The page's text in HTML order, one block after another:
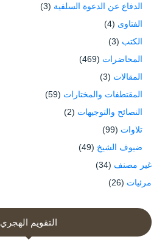
الدفاع عن الدعوة السلفية (3)
الفتاوى (4)
الكتب (3)
المحاضرات (469)
المقالات (3)
المقتطفات والمختارات (59)
النصائح والتوجيهات (2)
تلاوات (99)
ضيوف الشيخ (49)
غير مصنف (34)
مرئيات (26)
التقويم الهجري